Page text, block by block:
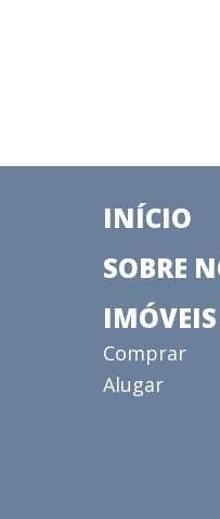
INÍCIO
SOBRE
IMÓVEIS
Comprar
Alugar